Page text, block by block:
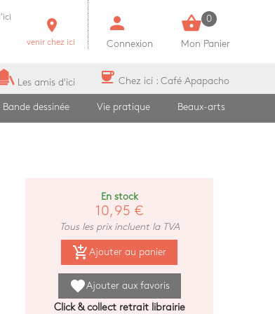
room
venir chez ici
person
Connexion
shopping_basket 0
Mon Panier
Les amis d'ici coffee Chez ici : Café Apapacho
Bande dessinée Vie pratique Beaux-arts
En stock
10,95 €
Tous les prix incluent la TVA
add_shopping_cart Ajouter au panier
favoriteAjouter aux favoris
Click & collect retrait librairie